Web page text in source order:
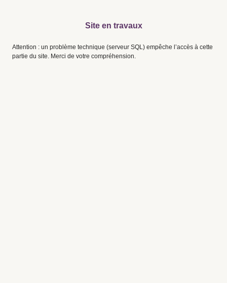
Site en travaux
Attention : un problème technique (serveur SQL) empêche l’accès à cette
partie du site. Merci de votre compréhension.